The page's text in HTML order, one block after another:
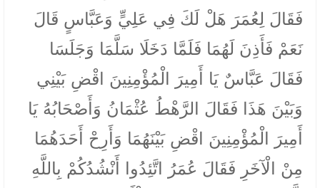
فَقَالَ لِعُمَرَ هَلْ لَكَ فِي عَلِيٍّ وَعَبَّاسٍ قَالَ
نَعَمْ فَأَذِنَ لَهُمَا فَلَمَّا دَخَلَا سَلَّمَا وَجَلَسَا
فَقَالَ عَبَّاسٌ يَا أَمِيرَ الْمُؤْمِنِينَ اقْضِ بَيْنِي
وَبَيْنَ هَذَا فَقَالَ الرَّهْطُ عُثْمَانُ وَأَصْحَابُهُ يَا
أَمِيرَ الْمُؤْمِنِينَ اقْضِ بَيْنَهُمَا وَأَرِحْ أَحَدَهُمَا
مِنْ الْآخَرِ فَقَالَ عُمَرُ اتَّئِدُوا أَنْشُدُكُمْ بِاللَّهِ